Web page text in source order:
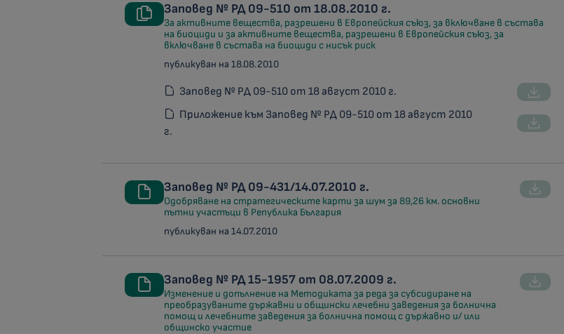
Заповед № РД 09-510 от 18.08.2010 г.
За активните вещества, разрешени в Европейския съюз, за включване в състава
на биоциди и за активните вещества, разрешени в Европейския съюз, за
включване в състава на биоциди с нисък риск
публикуван на 18.08.2010
Заповед № РД 09-510 от 18 август 2010 г.
Приложение към Заповед № РД 09-510 от 18 август 2010
г.
Заповед № РД 09-431/14.07.2010 г.
Одобряване на стратегическите карти за шум за 89,26 км. основни
пътни участъци в Република България
публикуван на 14.07.2010
Заповед № РД 15-1957 от 08.07.2009 г.
Изменение и допълнение на Методиката за реда за субсидиране на
преобразуваните държавни и общински лечебни заведения за болнична
помощ и лечебните заведения за болнична помощ с държавно и/ или
общинско участие